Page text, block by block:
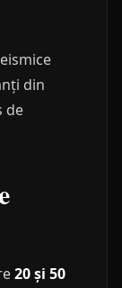
din
de
20 și 50